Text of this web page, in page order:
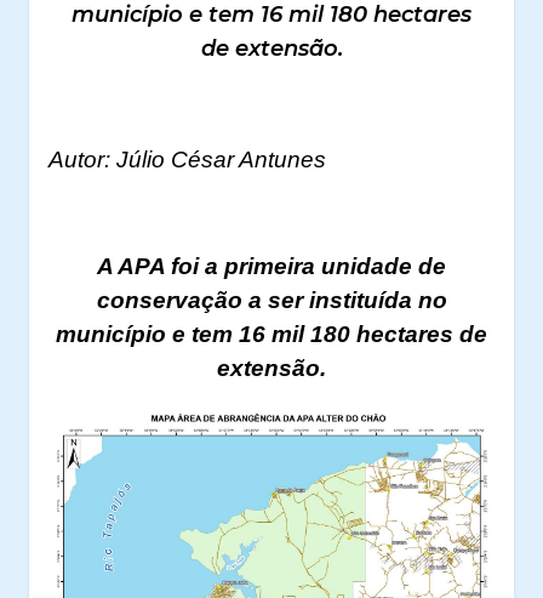
município e tem 16 mil 180 hectares
de extensão.
Autor: Júlio César Antunes
A APA foi a primeira unidade de
conservação a ser instituída no
município e tem 16 mil 180 hectares de
extensão.